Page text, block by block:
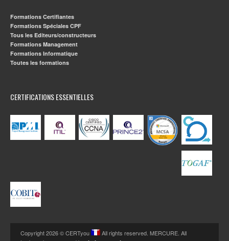
Formations Certifiantes
Formations Spéciales CPF
Tous les Editeurs/constructeurs
Formations Management
Formations Informatique
Toutes les formations
CERTIFICATIONS ESSENTIELLES
Copyright 2026 © CERTyou
All rights reserved. MERCURE. All